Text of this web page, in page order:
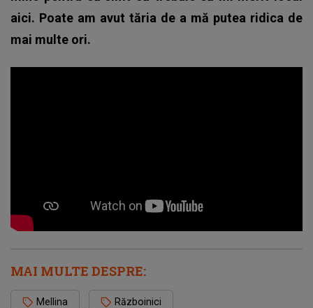
aici. Poate am avut tăria de a mă putea ridica de
mai multe ori.
MAI MULTE DESPRE:
Mellina Războinici